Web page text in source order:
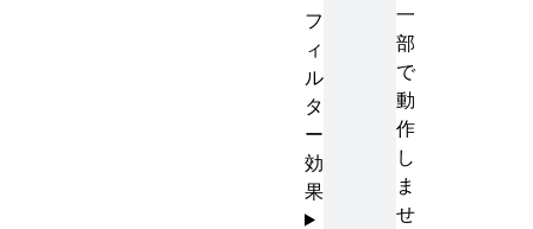
一
部
で
動
作
し
ま
せ
フ
ィ
ル
タ
ー
効
果